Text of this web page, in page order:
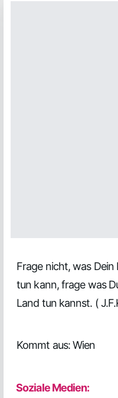
Frage nicht, was Dein
tun kann, frage was
Land tun kannst. (
Kommt aus: Wien
Soziale Medien: